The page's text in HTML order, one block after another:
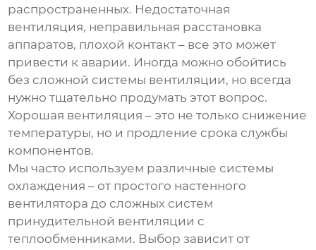
распространенных. Недостаточная
вентиляция, неправильная расстановка
аппаратов, плохой контакт – все это может
привести к аварии. Иногда можно обойтись
без сложной системы вентиляции, но всегда
нужно тщательно продумать этот вопрос.
Хорошая вентиляция – это не только снижение
температуры, но и продление срока службы
компонентов.
Мы часто используем различные системы
охлаждения – от простого настенного
вентилятора до сложных систем
принудительной вентиляции с
теплообменниками. Выбор зависит от